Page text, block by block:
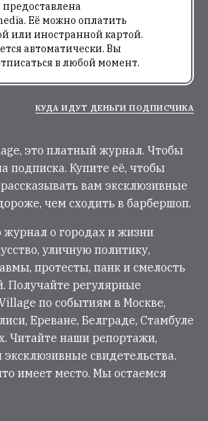
Её можно оплатить
или иностранной картой.
автоматически. Вы
в любой момент.
КУДА ИДУТ ДЕНЬГИ ПОДПИСЧИКА
это платный журнал. Чтобы
подписка. Купите её, чтобы
вам эксклюзивные
чем сходить в барбершоп.
о городах и жизни
уличную политику,
протесты, панк и смелость
Получайте регулярные
по событиям в Москве,
Ереване, Белграде, Стамбуле
Читайте наши репортажи,
эксклюзивные свидетельства.
имеет место. Мы остаемся